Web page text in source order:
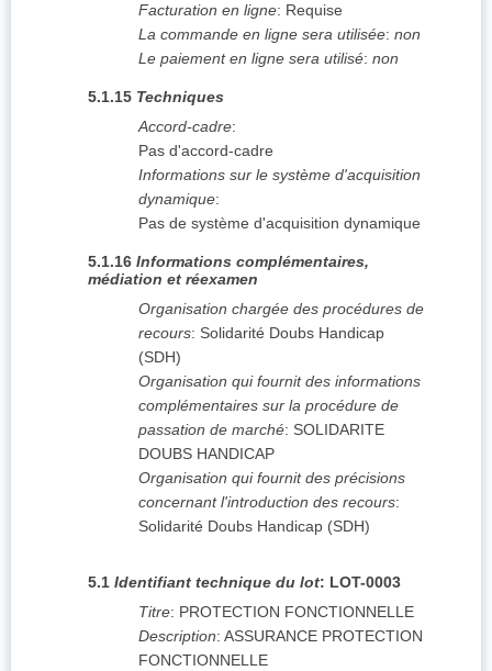
Facturation en ligne: Requise
La commande en ligne sera utilisée: non
Le paiement en ligne sera utilisé: non
5.1.15 Techniques
Accord-cadre:
Pas d'accord-cadre
Informations sur le système d'acquisition
dynamique:
Pas de système d'acquisition dynamique
5.1.16 Informations complémentaires,
médiation et réexamen
Organisation chargée des procédures de
recours: Solidarité Doubs Handicap
(SDH)
Organisation qui fournit des informations
complémentaires sur la procédure de
passation de marché: SOLIDARITE
DOUBS HANDICAP
Organisation qui fournit des précisions
concernant l'introduction des recours:
Solidarité Doubs Handicap (SDH)
5.1 Identifiant technique du lot: LOT-0003
Titre: PROTECTION FONCTIONNELLE
Description: ASSURANCE PROTECTION
FONCTIONNELLE